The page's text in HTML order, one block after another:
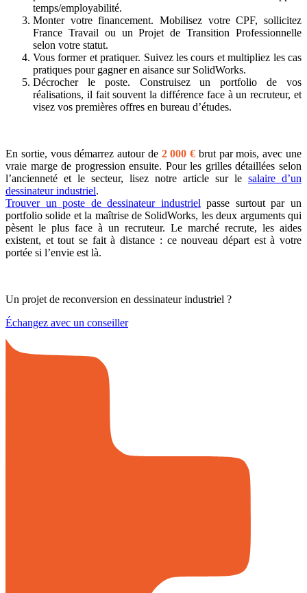
temps/employabilité.
Monter votre financement. Mobilisez votre CPF, sollicitez
France Travail ou un Projet de Transition Professionnelle
selon votre statut.
Vous former et pratiquer. Suivez les cours et multipliez les cas
pratiques pour gagner en aisance sur SolidWorks.
Décrocher le poste. Construisez un portfolio de vos
réalisations, il fait souvent la différence face à un recruteur, et
visez vos premières offres en bureau d’études.
En sortie, vous démarrez autour de 2 000 € brut par mois, avec une
vraie marge de progression ensuite. Pour les grilles détaillées selon
l’ancienneté et le secteur, lisez notre article sur le salaire d’un
dessinateur industriel.
Trouver un poste de dessinateur industriel passe surtout par un
portfolio solide et la maîtrise de SolidWorks, les deux arguments qui
pèsent le plus face à un recruteur. Le marché recrute, les aides
existent, et tout se fait à distance : ce nouveau départ est à votre
portée si l’envie est là.
Un projet de reconversion en dessinateur industriel ?
Échangez avec un conseiller